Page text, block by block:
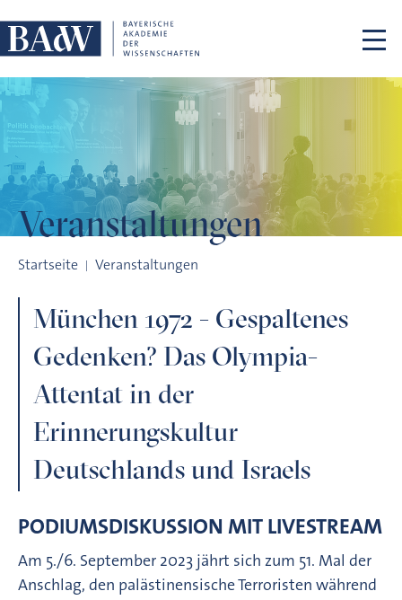
Veranstaltungen
Startseite Veranstaltungen
München 1972 - Gespaltenes
Gedenken? Das Olympia-
Attentat in der
Erinnerungskultur
Deutschlands und Israels
PODIUMSDISKUSSION MIT LIVESTREAM
Am 5./6. September 2023 jährt sich zum 51. Mal der
Anschlag, den palästinensische Terroristen während